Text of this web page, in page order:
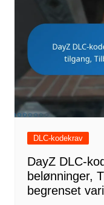
DLC-kodekrav
DayZ DLC-
belønninger,
begrenset